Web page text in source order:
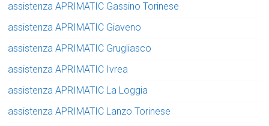
assistenza APRIMATIC Gassino Torinese
assistenza APRIMATIC Giaveno
assistenza APRIMATIC Grugliasco
assistenza APRIMATIC Ivrea
assistenza APRIMATIC La Loggia
assistenza APRIMATIC Lanzo Torinese